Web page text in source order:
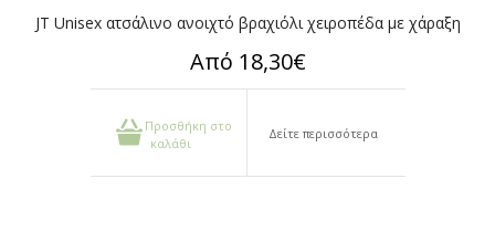
JT Unisex ατσάλινο ανοιχτό βραχιόλι χειροπέδα με χάραξη
Από 18,30€
Προσθήκη στο
καλάθι
Δείτε περισσότερα